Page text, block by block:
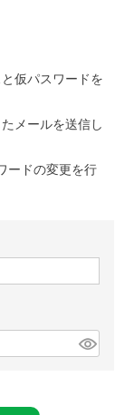
仮パスワードを
メールを送信し
ードの変更を行